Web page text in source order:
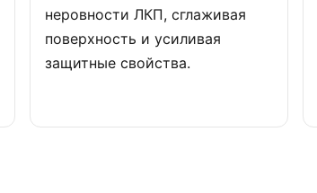
неровности ЛКП, сглаживая
поверхность и усиливая
защитные свойства.